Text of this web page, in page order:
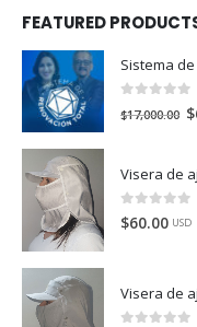
FEATURED
Sistema
$17,000.00 $
0 de 5
$60.00 USD